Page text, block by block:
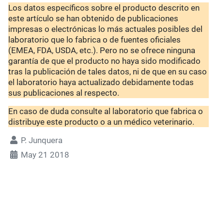
Los datos específicos sobre el producto descrito en
este artículo se han obtenido de publicaciones
impresas o electrónicas lo más actuales posibles del
laboratorio que lo fabrica o de fuentes oficiales
(EMEA, FDA, USDA, etc.). Pero no se ofrece ninguna
garantía de que el producto no haya sido modificado
tras la publicación de tales datos, ni de que en su caso
el laboratorio haya actualizado debidamente todas
sus publicaciones al respecto.
En caso de duda consulte al laboratorio que fabrica o
distribuye este producto o a un médico veterinario.
P. Junquera
May 21 2018